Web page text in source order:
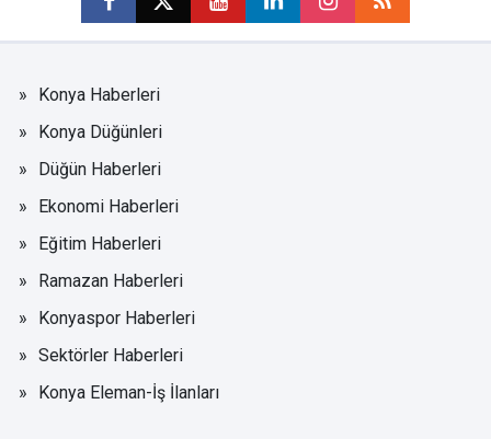
Konya Haberleri
Konya Düğünleri
Düğün Haberleri
Ekonomi Haberleri
Eğitim Haberleri
Ramazan Haberleri
Konyaspor Haberleri
Sektörler Haberleri
Konya Eleman-İş İlanları